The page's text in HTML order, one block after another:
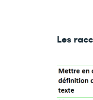
Les